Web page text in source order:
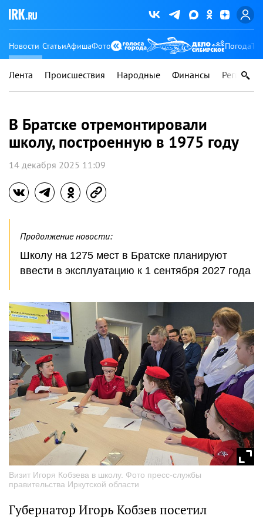
Новости СтатьиАфишаФото Погода
Лента Происшествия Народные Финансы Регионы
В Братске отремонтировали
школу, построенную в 1975 году
14 декабря 2025 11:09
Продолжение новости:
Школу на 1275 мест в Братске планируют
ввести в эксплуатацию к 1 сентября 2027 года
Визит Игоря Кобзева в школу. Фото пресс-службы
правительства Иркутской области
Губернатор Игорь Кобзев посетил